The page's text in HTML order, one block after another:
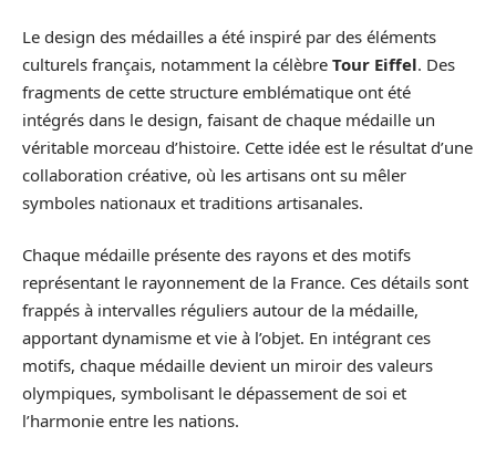
Le design des médailles a été inspiré par des éléments
culturels français, notamment la célèbre Tour Eiffel. Des
fragments de cette structure emblématique ont été
intégrés dans le design, faisant de chaque médaille un
véritable morceau d’histoire. Cette idée est le résultat d’une
collaboration créative, où les artisans ont su mêler
symboles nationaux et traditions artisanales.
Chaque médaille présente des rayons et des motifs
représentant le rayonnement de la France. Ces détails sont
frappés à intervalles réguliers autour de la médaille,
apportant dynamisme et vie à l’objet. En intégrant ces
motifs, chaque médaille devient un miroir des valeurs
olympiques, symbolisant le dépassement de soi et
l’harmonie entre les nations.